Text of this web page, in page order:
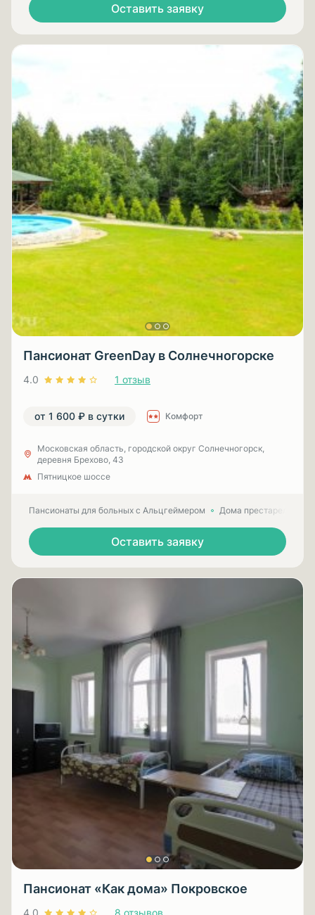
Оставить заявку
Пансионат GreenDay в Солнечногорске
4.0 1 отзыв
от 1 600 ₽ в сутки Комфорт
Московская область, городской округ Солнечногорск,
деревня Брехово, 43
Пятницкое шоссе
Пансионаты для больных с Альцгеймером Дома престарелых
Оставить заявку
Пансионат «Как дома» Покровское
4.0 8 отзывов